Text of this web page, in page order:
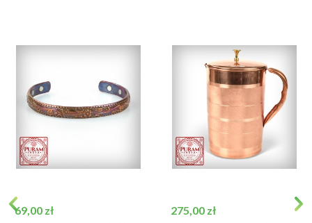
Cena
69,00 zł
Cena
275,00 zł